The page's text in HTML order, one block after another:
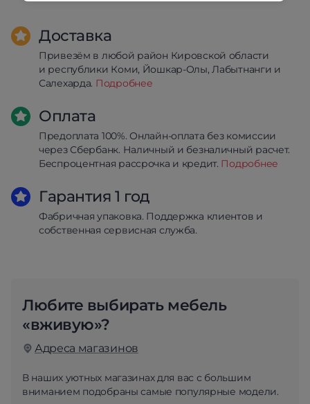
Доставка
Привезём в любой район Кировской области
и республики Коми, Йошкар-Олы, Лабытнанги и
Салехарда. Подробнее
Оплата
Предоплата 100%. Онлайн-оплата без комиссии
через Сбербанк. Наличный и безналичный расчет.
Беспроцентная рассрочка и кредит. Подробнее
Гарантия 1 год
Фабричная упаковка. Поддержка клиентов и
собственная сервисная служба.
Любите выбирать мебель
«вживую»?
Адреса магазинов
В наших уютных магазинах для вас с большим
вниманием подобраны самые популярные модели.